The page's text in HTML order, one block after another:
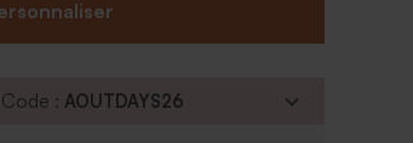
séparément de
Code :AOUTDAYS26